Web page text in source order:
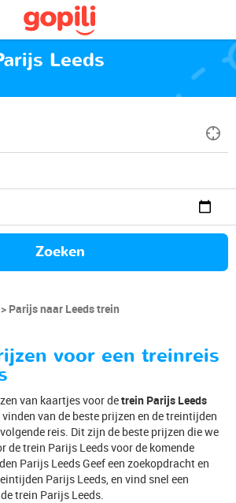
Leeds
Zoeken
Parijs naar Leeds trein
voor een treinreis
van kaartjes voor detrein Parijs Leeds
van de beste prijzen en de treintijden
reis. Dit zijn de beste prijzen die we
de trein Parijs Leeds voor de komende
Parijs Leeds Geef een zoekopdracht en
Parijs Leeds, en vind snel een
trein Parijs Leeds.